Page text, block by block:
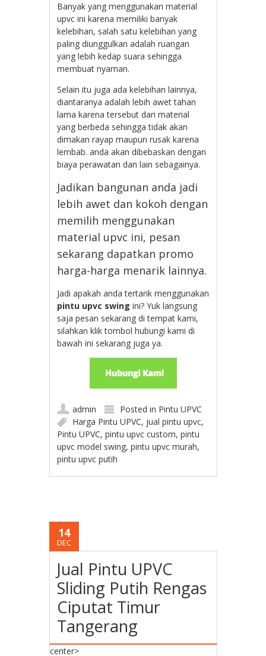
Banyak yang menggunakan material
upvc ini karena memiliki banyak
kelebihan, salah satu kelebihan yang
paling diunggulkan adalah ruangan
yang lebih kedap suara sehingga
membuat nyaman.
Selain itu juga ada kelebihan lainnya,
diantaranya adalah lebih awet tahan
lama karena tersebut dari material
yang berbeda sehingga tidak akan
dimakan rayap maupun rusak karena
lembab. anda akan dibebaskan dengan
biaya perawatan dan lain sebagainya.
Jadikan bangunan anda jadi
lebih awet dan kokoh dengan
memilih menggunakan
material upvc ini, pesan
sekarang dapatkan promo
harga-harga menarik lainnya.
Jadi apakah anda tertarik menggunakan
pintu upvc swing ini? Yuk langsung
saja pesan sekarang di tempat kami,
silahkan klik tombol hubungi kami di
bawah ini sekarang juga ya.
admin Posted in Pintu UPVC
Harga Pintu UPVC, jual pintu upvc,
Pintu UPVC,pintu upvc custom,pintu
upvc model swing,pintu upvc murah,
pintu upvc putih
14
DEC
Jual Pintu UPVC
Sliding Putih Rengas
Ciputat Timur
Tangerang
center>